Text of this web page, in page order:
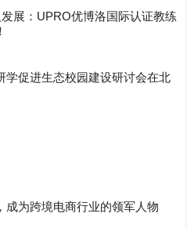
展：UPRO优博洛国际认证教练
学促进生态校园建设研讨会在北
成为跨境电商行业的领军人物